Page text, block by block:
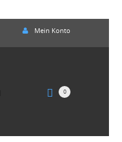
Mein Konto
0